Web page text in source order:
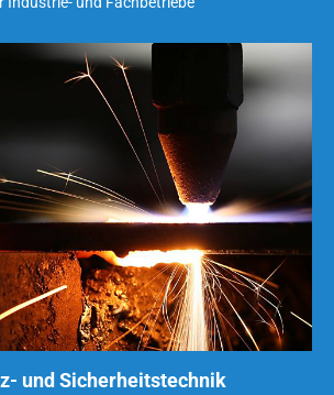
und Sicherheitstechnik